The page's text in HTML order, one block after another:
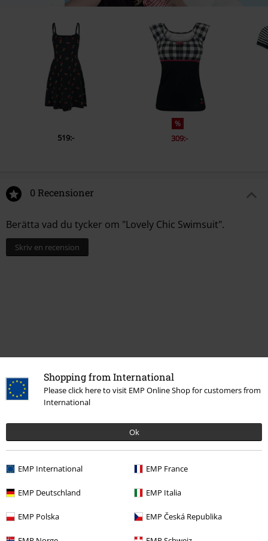
Shopping from International
Please click here to visit EMP Online Shop for customers from
International
Ok
EMP International EMP France
EMP Deutschland EMP Italia
EMP Polska EMP Česká Republika
519:-
%
309:-
0 Recensioner
Berätta vad du tycker om "Lovely Chic Swimsuit".
Skriv en recension
Senast besökt